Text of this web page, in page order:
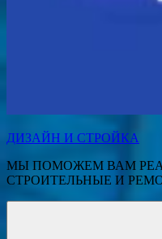
ДИЗАЙН И СТРОЙКА
МЫ ПОМОЖЕМ ВАМ
СТРОИТЕЛЬНЫЕ И